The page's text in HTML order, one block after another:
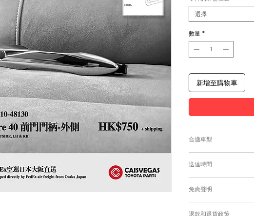
選擇
數量 *
新增至購物車
合適車型
送達時間
零件均從車廠或供應
需時感謝您的耐心等
免責聲明
退款和退貨政策